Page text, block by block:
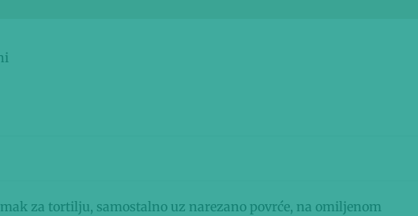
za tortilju, samostalno uz narezano povrće, na omiljenom